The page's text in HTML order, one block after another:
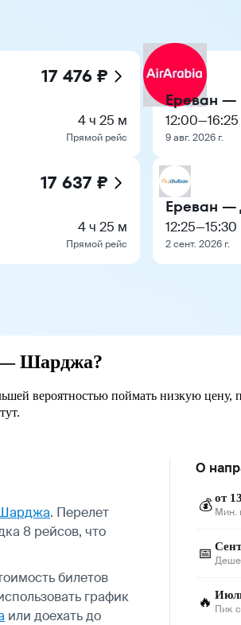
17 476 ₽
4 ч 25 м
Прямой рейс
17 637 ₽
4 ч 25 м
Прямой рейс
Ереван
12:00—16:25
9 авг. 2026 г.
Ереван —
12:25—15:30
2 сент. 2026 г.
— Шарджа?
вероятностью поймать низкую
. Перелет
8 рейсов, что
билетов
график
или доехать до
О
💰 от
Мин.
📅
🔥 Пик